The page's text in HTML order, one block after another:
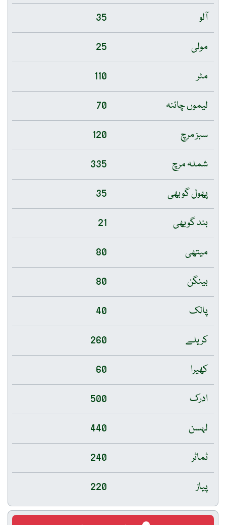
آلو
35
مولی
25
مٹر
110
لیموں چائنہ
70
سبز مرچ
120
شملہ مرچ
335
پھول گوبھی
35
بند گوبھی
21
میتھی
80
بینگن
80
پالک
40
کریلے
260
کھیرا
60
ادرک
500
لہسن
440
ٹماٹر
240
پیاز
220